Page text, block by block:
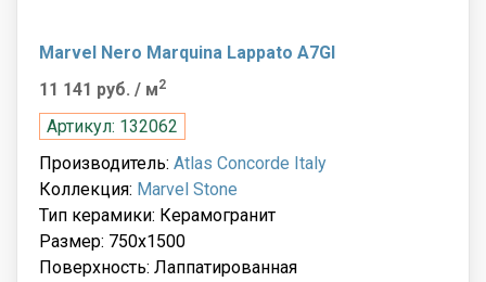
Marvel Nero Marquina Lappato A7GI
11 141 руб. / м2
Артикул: 132062
Производитель: Atlas Concorde Italy
Коллекция: Marvel Stone
Тип керамики: Керамогранит
Размер: 750x1500
Поверхность: Лаппатированная